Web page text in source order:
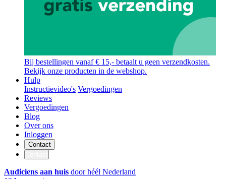
Bij bestellingen vanaf € 15,- betaalt u geen verzendkosten.
Bekijk onze producten in de webshop.
Hulp
Instructievideo's Vergoedingen
Reviews
Vergoedingen
Blog
Over ons
Inloggen
Contact
Audiciens aan huis door héél Nederland